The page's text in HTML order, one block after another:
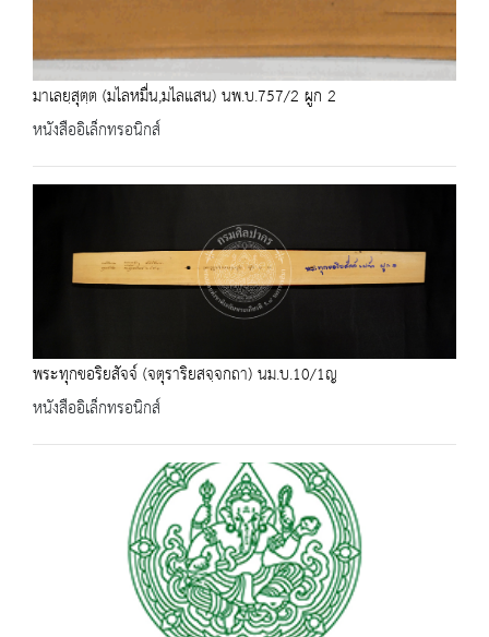
มาเลยฺสุตฺต (มไลหมื่น,มไลแสน) นพ.บ.757/2 ผูก 2
หนังสืออิเล็กทรอนิกส์
พระทุกขอริยสัจจ์ (จตุราริยสจฺจกถา) นม.บ.10/1ญ
หนังสืออิเล็กทรอนิกส์